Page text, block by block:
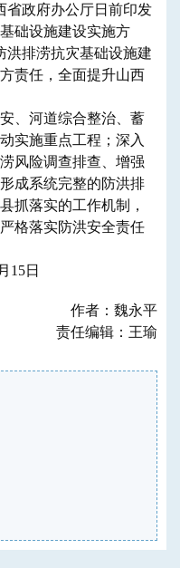
省政府办公厅日前印发
础设施建设实施方
洪排涝抗灾基础设施建
责任，全面提升山西
、河道综合整治、蓄
实施重点工程；深入
风险调查排查、增强
成系统完整的防洪排
抓落实的工作机制，
格落实防洪安全责任
15日
作者：魏永平
责任编辑：王瑜